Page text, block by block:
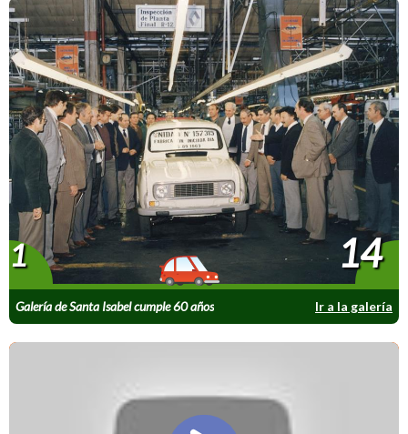
Galería de Santa Isabel cumple 60 años Ir a la galería
1 14